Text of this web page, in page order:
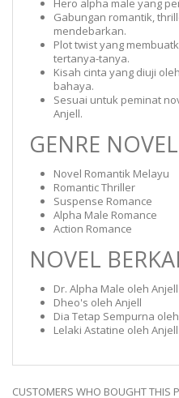
Hero alpha male yang
Gabungan romantik,
mendebarkan.
Plot twist yang
tertanya-tanya.
Kisah cinta yang diuji
bahaya.
Sesuai untuk peminat
Anjell.
GENRE
Novel Romantik Melayu
Romantic Thriller
Suspense Romance
Alpha Male Romance
Action Romance
NOVEL
Dr. Alpha Male oleh Anjell
Dheo's oleh Anjell
Dia Tetap Sempurna
Lelaki Astatine oleh Anjell
CUSTOMERS WHO BOUGHT THIS